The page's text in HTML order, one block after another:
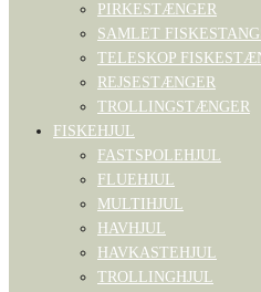
PIRKESTÆNGER
SAMLET
TELESKOP
REJSESTÆNGER
TROLLINGSTÆNGER
FISKEHJUL
FASTSPOLEHJUL
FLUEHJUL
MULTIHJUL
HAVHJUL
HAVKASTEHJUL
TROLLINGHJUL